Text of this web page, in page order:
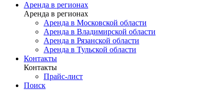
Аренда в регионах
Аренда в регионах
Аренда в Московской области
Аренда в Владимирской области
Аренда в Рязанской области
Аренда в Тульской области
Контакты
Контакты
Прайс-лист
Поиск